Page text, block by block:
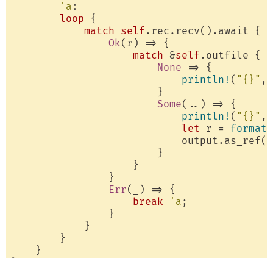
'a :
loop {
match self .rec.recv().await {
Ok(r) => {
match &self .outfile {
None => {
println! ( "{}" ,
                        }
Some(..) => {
println! ( "{}" ,
let r = format!
                        }
                    }
                }
Err(_) => {
break
'a ;
                }
            }
        }
    }